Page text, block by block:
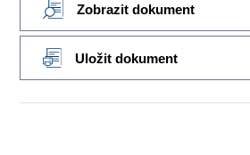
Zobrazit dokument
Uložit dokument